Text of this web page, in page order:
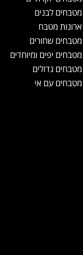
מטבחים לבנים
ארונות מטבח
מטבחים שחורים
מטבחים יפים ומיוחדים
מטבחים גדולים
מטבחים עם אי